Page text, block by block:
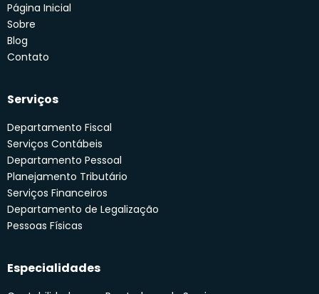
Página Inicial
Sobre
Blog
Contato
Serviços
Departamento Fiscal
Serviços Contábeis
Departamento Pessoal
Planejamento Tributário
Serviços Financeiros
Departamento de Legalização
Pessoas Físicas
Especialidades